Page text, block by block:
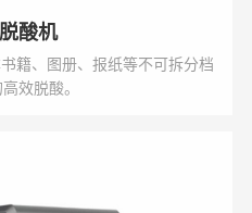
酸机
籍、图册、报纸等不可拆分档
效脱酸。